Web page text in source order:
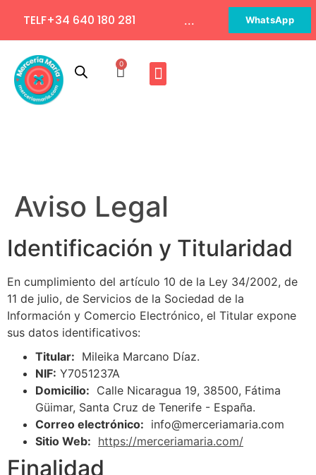
TELF+34 640 180 281 ... WhatsApp
0
Aviso Legal
Identificación y Titularidad
En cumplimiento del artículo 10 de la Ley 34/2002, de
11 de julio, de Servicios de la Sociedad de la
Información y Comercio Electrónico, el Titular expone
sus datos identificativos:
Titular: Mileika Marcano Díaz.
NIF: Y7051237A
Domicilio: Calle Nicaragua 19, 38500, Fátima
Güimar, Santa Cruz de Tenerife - España.
Correo electrónico: info@merceriamaria.com
Sitio Web: https://merceriamaria.com/
Finalidad